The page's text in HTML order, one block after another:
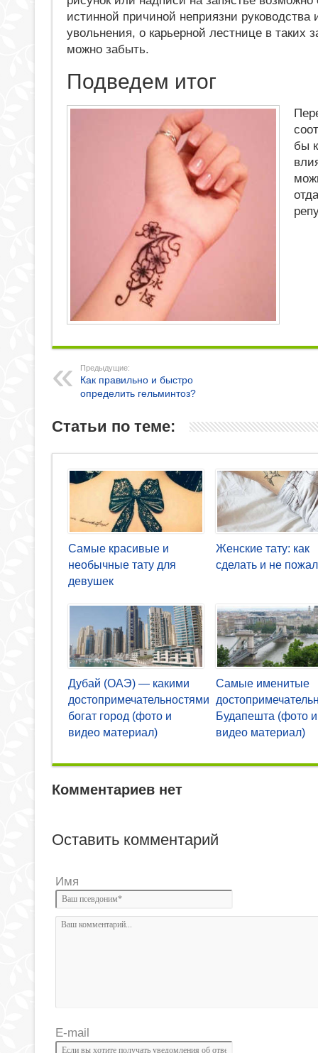
истинной причиной неприязни руководства
увольнения, о карьерной лестнице в таких
можно забыть.
Подведем итог
бы
Предыдущие:
Как правильно и быстро
определить гельминтоз?
Статьи по теме:
Самые красивые и
необычные тату для
девушек
Женские тату: как
сделать и не
Дубай (ОАЭ) — какими
достопримечательностями
богат город (фото и
видео материал)
Самые именитые
Будапешта (фото и
видео материал)
Комментариев нет
Оставить комментарий
Имя
E-mail